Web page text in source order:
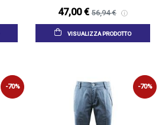
47,00 € 56,94 €
VISUALIZZA PRODOTTO
-70% -70%